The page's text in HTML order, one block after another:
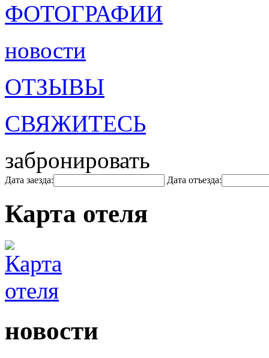
ФОТОГРАФИИ
новости
ОТЗЫВЫ
СВЯЖИТЕСЬ
забронировать
Дата заезда: Дата отъезда:
Карта отеля
новости